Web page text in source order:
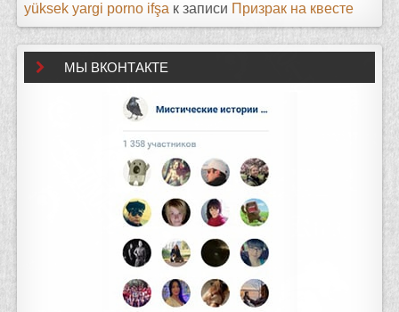
yüksek yargi porno ifşa к записи Призрак на квесте
МЫ ВКОНТАКТЕ